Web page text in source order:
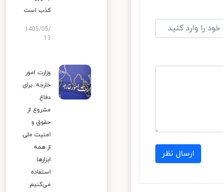
ارسال نظر
کذب است
1405/05/
13
وزارت امور
خارجه: برای
دفاع
مشروع از
حقوق و
امنیت ملی
از همه
ابزارها
استفاده
می‌کنیم